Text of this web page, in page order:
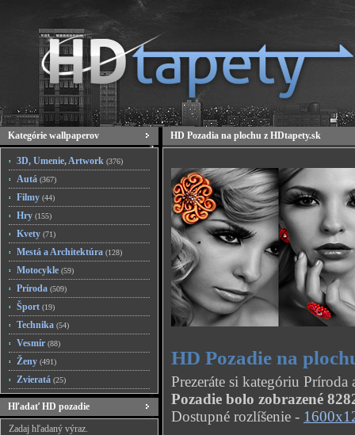
Kategórie wallpaperov
3D, Umenie, Artwork (376)
Autá (367)
Filmy (44)
Hry (155)
Kvety (71)
Mestá a Architektúra (128)
Motocykle (59)
Príroda (509)
Šport (19)
Technika (54)
Vesmír (88)
Ženy (491)
Zvieratá (25)
Hľadať HD pozadie
Zadaj hľadaný výraz.
HD Pozadia na plochu z HDtapety.sk
HD Pozadie na
Prezeráte si kategóriu
Pozadie bolo zobrazené
Dostupné rozlíšenie -